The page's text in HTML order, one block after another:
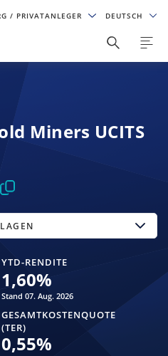
/ PRIVATANLEGER DEUTSCH
Miners UCITS
YTD-RENDITE
1,60%
Stand 07. Aug. 2026
GESAMTKOSTENQUOTE
(TER)
0,55%